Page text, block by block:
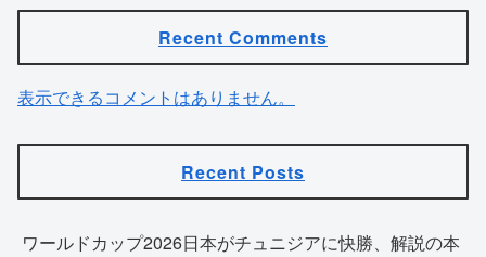
Recent Comments
表示できるコメントはありません。
Recent Posts
ワールドカップ2026日本がチュニジアに快勝、解説の本